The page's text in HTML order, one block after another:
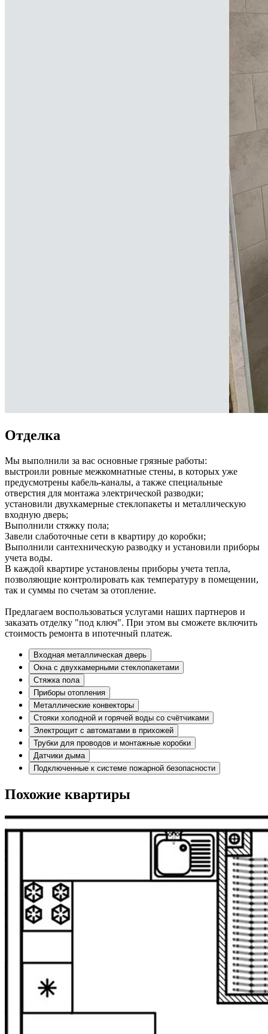
Отделка
Мы выполнили за вас основные грязные работы:
выстроили ровные межкомнатные стены, в которых уже
предусмотрены кабель-каналы, а также специальные
отверстия для монтажа электрической разводки;
установили двухкамерные стеклопакеты и металлическую
входную дверь;
Выполнили стяжку пола;
Завели слаботочные сети в квартиру до коробки;
Выполнили сантехническую разводку и установили приборы
учета воды.
В каждой квартире установлены приборы учета тепла,
позволяющие контролировать как температуру в помещении,
так и суммы по счетам за отопление.
Предлагаем воспользоваться услугами наших партнеров и
заказать отделку "под ключ". При этом вы сможете включить
стоимость ремонта в ипотечный платеж.
Входная металлическая дверь
Окна с двухкамерными стеклопакетами
Стяжка пола
Приборы отопления
Металлические конвекторы
Стояки холодной и горячей воды со счётчиками
Электрощит с автоматами в прихожей
Трубки для проводов и монтажные коробки
Датчики дыма
Подключенные к системе пожарной безопасности
Похожие квартиры